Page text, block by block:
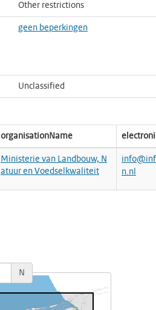
Other restrictions
geen beperkingen
Unclassified
organisationName
Ministerie van Landbouw, N
atuur en Voedselkwaliteit
n.nl
N